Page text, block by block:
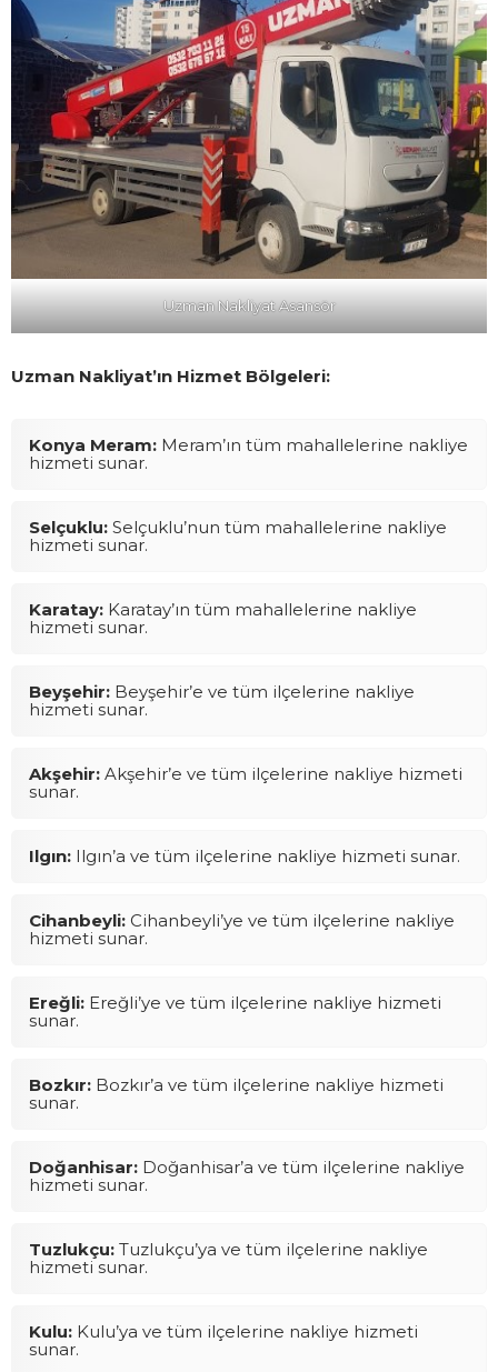
Uzman Nakliyat Asansör
Uzman Nakliyat’ın Hizmet Bölgeleri:
Konya Meram: Meram’ın tüm mahallelerine nakliye
hizmeti sunar.
Selçuklu: Selçuklu’nun tüm mahallelerine nakliye
hizmeti sunar.
Karatay: Karatay’ın tüm mahallelerine nakliye
hizmeti sunar.
Beyşehir: Beyşehir’e ve tüm ilçelerine nakliye
hizmeti sunar.
Akşehir: Akşehir’e ve tüm ilçelerine nakliye hizmeti
sunar.
Ilgın: Ilgın’a ve tüm ilçelerine nakliye hizmeti sunar.
Cihanbeyli: Cihanbeyli’ye ve tüm ilçelerine nakliye
hizmeti sunar.
Ereğli: Ereğli’ye ve tüm ilçelerine nakliye hizmeti
sunar.
Bozkır: Bozkır’a ve tüm ilçelerine nakliye hizmeti
sunar.
Doğanhisar: Doğanhisar’a ve tüm ilçelerine nakliye
hizmeti sunar.
Tuzlukçu: Tuzlukçu’ya ve tüm ilçelerine nakliye
hizmeti sunar.
Kulu: Kulu’ya ve tüm ilçelerine nakliye hizmeti
sunar.